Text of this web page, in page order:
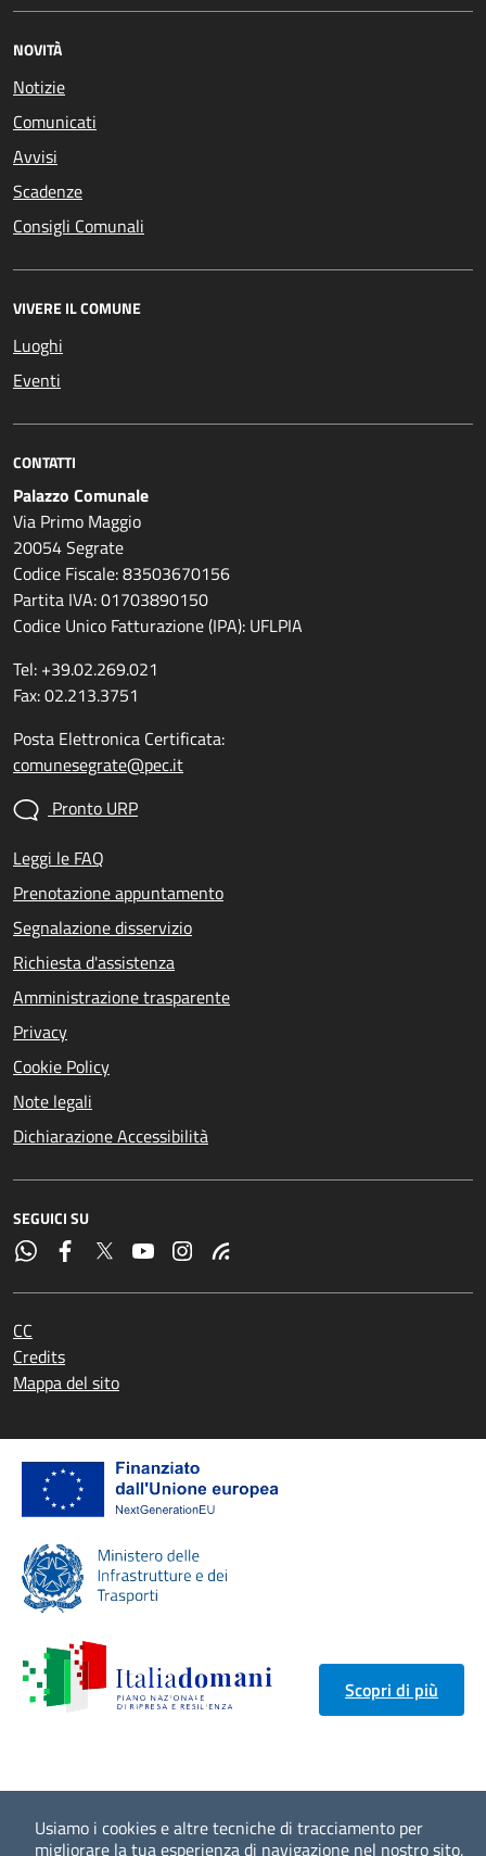
Usiamo i cookies e altre tecniche di tracciamento per
migliorare la tua esperienza di navigazione nel nostro sito,
NOVITÀ
Notizie
Comunicati
Avvisi
Scadenze
Consigli Comunali
VIVERE IL COMUNE
Luoghi
Eventi
CONTATTI
Palazzo Comunale
Via Primo Maggio
20054 Segrate
Codice Fiscale: 83503670156
Partita IVA: 01703890150
Codice Unico Fatturazione (IPA): UFLPIA
Tel: +39.02.269.021
Fax: 02.213.3751
Posta Elettronica Certificata:
comunesegrate@pec.it
Pronto URP
Leggi le FAQ
Prenotazione appuntamento
Segnalazione disservizio
Richiesta d'assistenza
Amministrazione trasparente
Privacy
Cookie Policy
Note legali
Dichiarazione Accessibilità
SEGUICI SU
CC
Credits
Mappa del sito
Scopri di più